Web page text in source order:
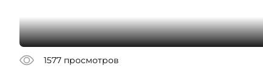
1577 просмотров